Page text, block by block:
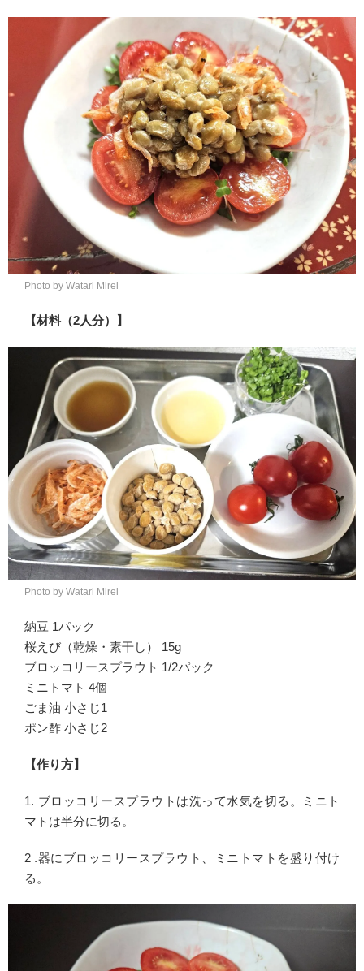
Photo by Watari Mirei
【材料（2人分）】
Photo by Watari Mirei
納豆 1パック
桜えび（乾燥・素干し） 15g
ブロッコリースプラウト 1/2パック
ミニトマト 4個
ごま油 小さじ1
ポン酢 小さじ2
【作り方】
1. ブロッコリースプラウトは洗って水気を切る。ミニト
マトは半分に切る。
2 .器にブロッコリースプラウト、ミニトマトを盛り付け
る。